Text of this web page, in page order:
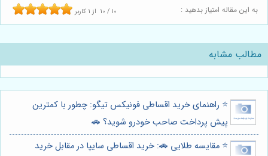
به این مقاله امتیاز بدهید : 10 / 10 از1 کاربر
مطالب مشابه
⭐️ راهنمای خرید اقساطی فونیکس تیگو: چطور با کمترین
پیش پرداخت صاحب خودرو شوید؟ 🚗
⭐️ مقایسه طلایی 🚗: خرید اقساطی سایپا در مقابل خرید